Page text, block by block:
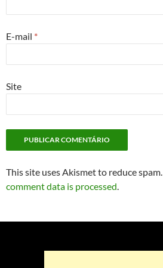
E-mail *
Site
This site uses Akismet to reduce spam.
comment data is processed.